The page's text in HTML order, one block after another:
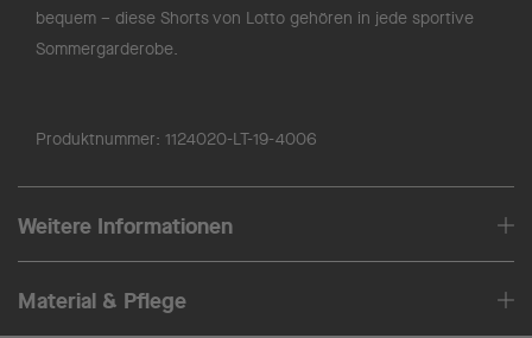
bequem – diese Shorts von Lotto gehören in jede sportive
Sommergarderobe.
Produktnummer: 1124020-LT-19-4006
Weitere Informationen
Material & Pflege